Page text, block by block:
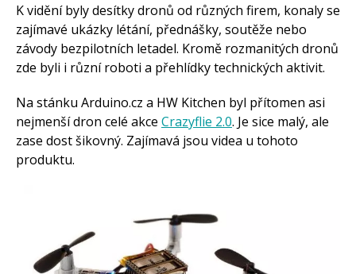
K vidění byly desítky dronů od různých firem, konaly se
zajímavé ukázky létání, přednášky, soutěže nebo
závody bezpilotních letadel. Kromě rozmanitých dronů
zde byli i různí roboti a přehlídky technických aktivit.
Na stánku Arduino.cz a HW Kitchen byl přítomen asi
nejmenší dron celé akce Crazyflie 2.0. Je sice malý, ale
zase dost šikovný. Zajímavá jsou videa u tohoto
produktu.